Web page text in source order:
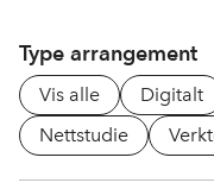
Type arrangement
Vis alle Digitalt
Nettstudie